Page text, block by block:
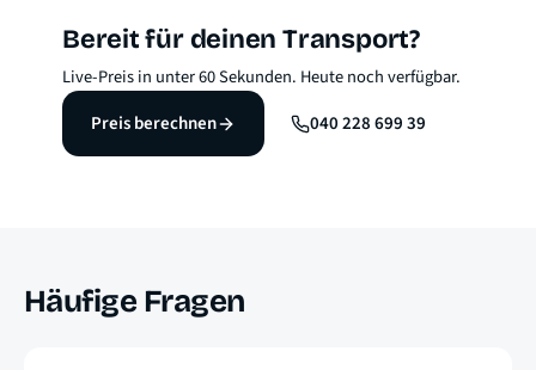
Bereit für deinen Transport?
Live-Preis in unter 60 Sekunden. Heute noch verfügbar.
Preis berechnen
040 228 699 39
Häufige Fragen